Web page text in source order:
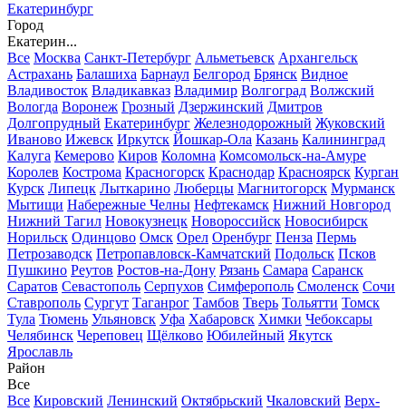
Екатеринбург
Город
Екатерин...
Все Москва Санкт-Петербург Альметьевск Архангельск
Астрахань Балашиха Барнаул Белгород Брянск Видное
Владивосток Владикавказ Владимир Волгоград Волжский
Вологда Воронеж Грозный Дзержинский Дмитров
Долгопрудный Екатеринбург Железнодорожный Жуковский
Иваново Ижевск Иркутск Йошкар-Ола Казань Калининград
Калуга Кемерово Киров Коломна Комсомольск-на-Амуре
Королев Кострома Красногорск Краснодар Красноярск Курган
Курск Липецк Лыткарино Люберцы Магнитогорск Мурманск
Мытищи Набережные Челны Нефтекамск Нижний Новгород
Нижний Тагил Новокузнецк Новороссийск Новосибирск
Норильск Одинцово Омск Орел Оренбург Пенза Пермь
Петрозаводск Петропавловск-Камчатский Подольск Псков
Пушкино Реутов Ростов-на-Дону Рязань Самара Саранск
Саратов Севастополь Серпухов Симферополь Смоленск Сочи
Ставрополь Сургут Таганрог Тамбов Тверь Тольятти Томск
Тула Тюмень Ульяновск Уфа Хабаровск Химки Чебоксары
Челябинск Череповец Щёлково Юбилейный Якутск
Ярославль
Район
Все
Все Кировский Ленинский Октябрьский Чкаловский Верх-